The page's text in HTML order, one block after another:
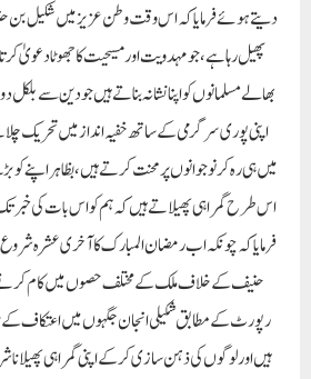
دیتے ہوئے فرمایا کہ اس وقت وطن عزیز میں شکیل بن
پھیل رہا ہے، جو مہدویت اور مسیحیت کا جھوٹا دعویٰ
بھالے مسلمانوں کو اپنا نشانہ بناتے ہیں جو دین سے بلکل
اپنی پوری سرگرمی کے ساتھ خفیہ انداز میں تحریک
میں ہی رہ کر نوجوانوں پر محنت کرتے ہیں، بظاہر اپنے
اس طرح گمراہی پھیلاتے ہیں کہ ہم کو اس بات کی خبر تک
فرمایا کہ چونکہ اب رمضان المبارک کا آخری عشرہ
حنیف کے خلاف ملک کے مختلف حصوں میں کام
رپورٹ کے مطابق شکیلی انجان جگہوں میں اعتکاف کے
ہیں اور لوگوں کی ذہن سازی کرکے اپنی گمراہی